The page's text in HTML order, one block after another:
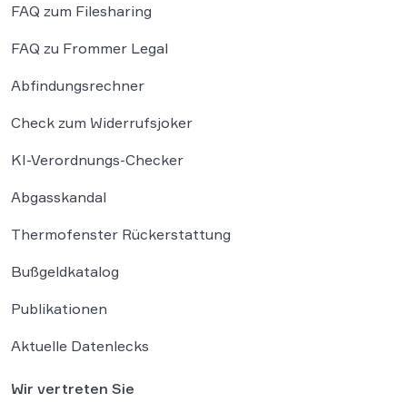
FAQ zum Filesharing
FAQ zu Frommer Legal
Abfindungsrechner
Check zum Widerrufsjoker
KI-Verordnungs-Checker
Abgasskandal
Thermofenster Rückerstattung
Bußgeldkatalog
Publikationen
Aktuelle Datenlecks
Wir vertreten Sie